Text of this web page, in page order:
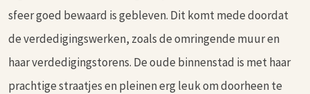
sfeer goed bewaard is gebleven. Dit komt mede doordat
de verdedigingswerken, zoals de omringende muur en
haar verdedigingstorens. De oude binnenstad is met haar
prachtige straatjes en pleinen erg leuk om doorheen te